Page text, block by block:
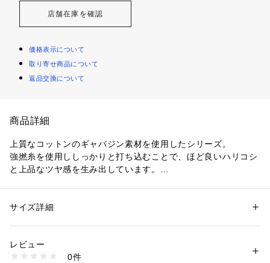
店舗在庫を確認
価格表示について
取り寄せ商品について
返品交換について
商品詳細
上質なコットンのギャバジン素材を使用したシリーズ。
強撚糸を使用ししっかりと打ち込むことで、ほど良いハリコシ
と上品なツヤ感を生み出しています。
すっきりとしたウエストデザインで、トップスをタックインす
ろん、ブラウスを合わせたエレガントなスタイリングなど、合
わせるアイテム次第でオンオフ問わずに幅広く活躍してくれる
性別：レディース
素材：コットン100%
洗濯：手洗い、漂白不可、タンブル乾燥不可、自然乾燥、アイロン仕上げ
可、ドライ可、ウエットクリーニング可
サイズ詳細
レビュー
0件